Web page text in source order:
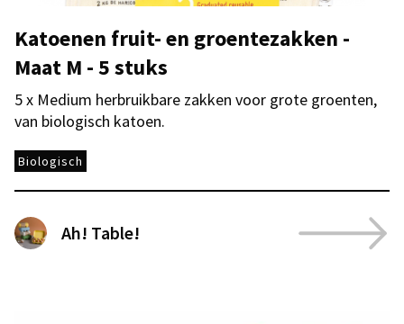
Katoenen fruit- en groentezakken -
Maat M - 5 stuks
5 x Medium herbruikbare zakken voor grote groenten,
van biologisch katoen.
Biologisch
Ah! Table!